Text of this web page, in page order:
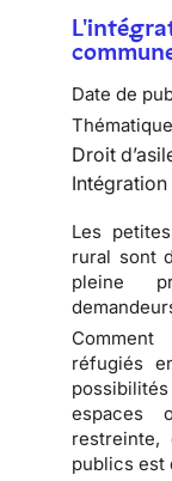
Date de
Droit
Intégration
Les
rural sont
pleine
réfugiés
espaces
restreinte,
publics est